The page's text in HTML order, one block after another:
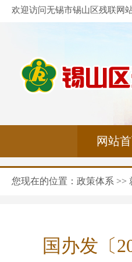
欢迎访问无锡市锡山区残联网
网站
专题
您现在的位置： 政策体系 >>
国办发〔